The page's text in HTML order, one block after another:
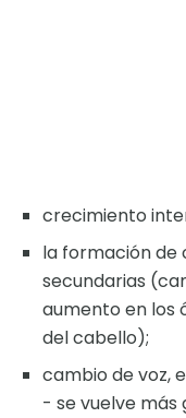
crecimiento
la formación de
secundarias
aumento en los
del cabello);
cambio de voz,
- se vuelve más